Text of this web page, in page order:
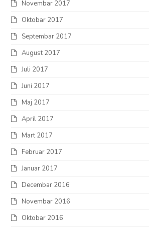
Novembar 2017
Oktobar 2017
Septembar 2017
August 2017
Juli 2017
Juni 2017
Maj 2017
April 2017
Mart 2017
Februar 2017
Januar 2017
Decembar 2016
Novembar 2016
Oktobar 2016